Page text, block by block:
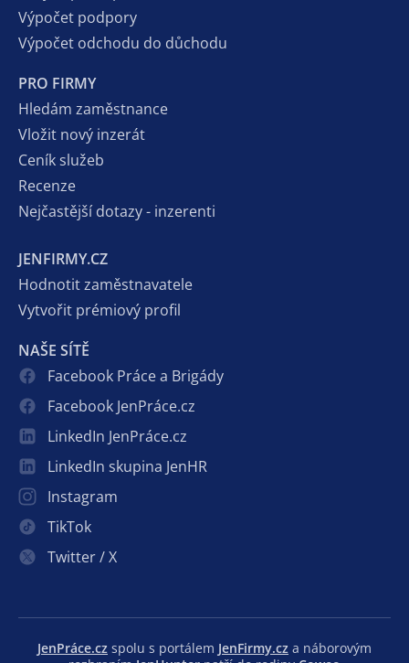
Výpočet podpory
Výpočet odchodu do důchodu
PRO FIRMY
Hledám zaměstnance
Vložit nový inzerát
Ceník služeb
Recenze
Nejčastější dotazy - inzerenti
JENFIRMY.CZ
Hodnotit zaměstnavatele
Vytvořit prémiový profil
NAŠE SÍTĚ
Facebook Práce a Brigády
Facebook JenPráce.cz
LinkedIn JenPráce.cz
LinkedIn skupina JenHR
Instagram
TikTok
Twitter / X
JenPráce.cz spolu s portálem JenFirmy.cz a náborovým